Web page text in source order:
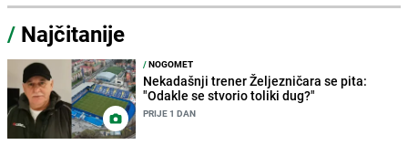
/ Najčitanije
/NOGOMET
Nekadašnji trener Željezničara se pita:
"Odakle se stvorio toliki dug?"
PRIJE 1 DAN